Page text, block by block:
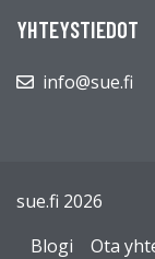
YHTEYSTIEDOT
info@sue.fi
sue.fi 2026
Blogi
Ota